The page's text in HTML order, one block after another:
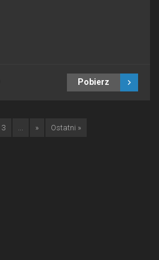
Pobierz
3 » Ostatni »